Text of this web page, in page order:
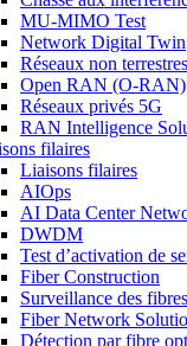
MU-MIMO Test
Network Digital Twin
Réseaux non
Open RAN (O-RAN)
Réseaux privés 5G
RAN Intelligence
filaires
Liaisons filaires
AIOps
AI Data Center
DWDM
Test d’activation de
Fiber Construction
Surveillance des fibres
Fiber Network
Détection par fibre